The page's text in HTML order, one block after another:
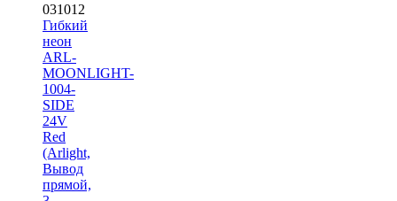
031012
Гибкий
неон
ARL-
MOONLIGHT-
1004-
SIDE
24V
Red
(Arlight,
Вывод
прямой,